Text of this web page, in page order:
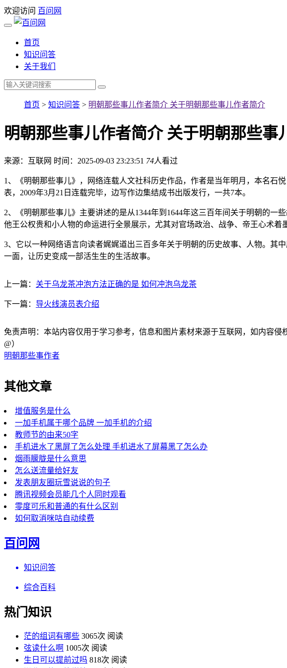
欢迎访问 百问网
首页
知识问答
关于我们
首页 > 知识问答 > 明朝那些事儿作者简介 关于明朝那些事儿作者简介
明朝那些事儿作者简介 关于明朝那些事
来源：互联网 时间：2025-09-03 23:23:51 74人看过
1、《明朝那些事儿》，网络连载人文社科历史作品，作者是当年明月，本名石
表，2009年3月21日连载完毕，边写作边集结成书出版发行，一共7本。
2、《明朝那些事儿》主要讲述的是从1344年到1644年这三百年间关于明朝的
他王公权贵和小人物的命运进行全景展示，尤其对官场政治、战争、帝王心术着
3、它以一种网络语言向读者娓娓道出三百多年关于明朝的历史故事、人物。其
一面，让历史变成一部活生生的生活故事。
上一篇： 关于乌龙茶冲泡方法正确的是 如何冲泡乌龙茶
下一篇： 导火线演员表介绍
免责声明：本站内容仅用于学习参考，信息和图片素材来源于互联网，如内容侵
@）
明朝那些事作者
其他文章
增值服务是什么
一加手机属于哪个品牌 一加手机的介绍
教师节的由来50字
手机进水了黑屏了怎么处理 手机进水了屏幕黑了怎么办
烟雨朦胧是什么意思
怎么送流量给好友
发表朋友圈玩雪说说的句子
腾讯视频会员能几个人同时观看
零度可乐和普通的有什么区别
如何取消咪咕自动续费
百问网
知识问答
综合百科
热门知识
茫的组词有哪些 3065次 阅读
弦读什么啊 1005次 阅读
生日可以提前过吗 818次 阅读